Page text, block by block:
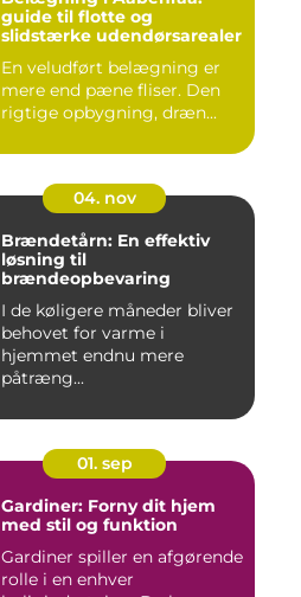
guide til flotte og
slidstærke udendørsarealer
En veludført belægning er
mere end pæne fliser. Den
rigtige opbygning, dræn...
04. nov
Brændetårn: En effektiv
løsning til
brændeopbevaring
I de køligere måneder bliver
behovet for varme i
hjemmet endnu mere
påtræng...
01. sep
Gardiner: Forny dit hjem
med stil og funktion
Gardiner spiller en afgørende
rolle i en enhver